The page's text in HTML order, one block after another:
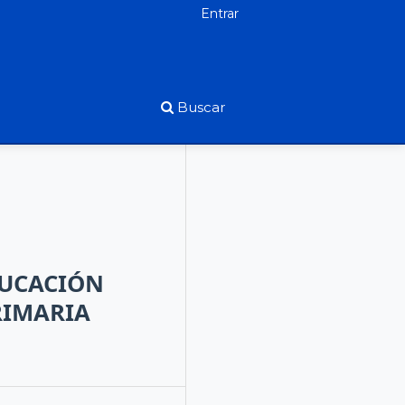
Buscar
Entrar